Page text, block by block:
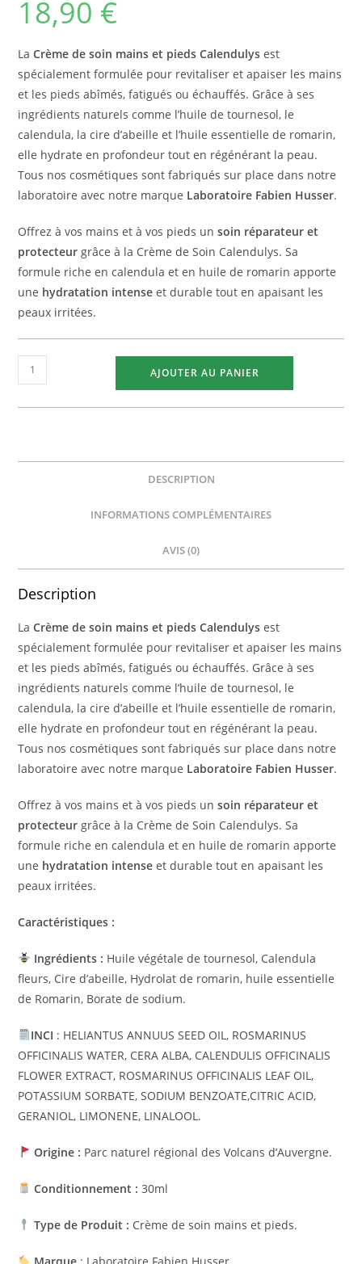
18,90 €
LaCrème de soin mains et pieds Calendulys est
spécialement formulée pour revitaliser et apaiser les mains
et les pieds abîmés, fatigués ou échauffés. Grâce à ses
ingrédients naturels comme l’huile de tournesol, le
calendula, la cire d’abeille et l’huile essentielle de romarin,
elle hydrate en profondeur tout en régénérant la peau.
Tous nos cosmétiques sont fabriqués sur place dans notre
laboratoire avec notre marque Laboratoire Fabien Husser.
Offrez à vos mains et à vos pieds unsoin réparateur et
protecteur grâce à la Crème de Soin Calendulys. Sa
formule riche en calendula et en huile de romarin apporte
une hydratation intense et durable tout en apaisant les
peaux irritées.
AJOUTER AU PANIER
DESCRIPTION
INFORMATIONS COMPLÉMENTAIRES
AVIS (0)
Description
LaCrème de soin mains et pieds Calendulys est
spécialement formulée pour revitaliser et apaiser les mains
et les pieds abîmés, fatigués ou échauffés. Grâce à ses
ingrédients naturels comme l’huile de tournesol, le
calendula, la cire d’abeille et l’huile essentielle de romarin,
elle hydrate en profondeur tout en régénérant la peau.
Tous nos cosmétiques sont fabriqués sur place dans notre
laboratoire avec notre marque Laboratoire Fabien Husser.
Offrez à vos mains et à vos pieds unsoin réparateur et
protecteur grâce à la Crème de Soin Calendulys. Sa
formule riche en calendula et en huile de romarin apporte
une hydratation intense et durable tout en apaisant les
peaux irritées.
Caractéristiques :
Ingrédients : Huile végétale de tournesol, Calendula
fleurs, Cire d’abeille, Hydrolat de romarin, huile essentielle
de Romarin, Borate de sodium.
INCI : HELIANTUS ANNUUS SEED OIL, ROSMARINUS
OFFICINALIS WATER, CERA ALBA, CALENDULIS OFFICINALIS
FLOWER EXTRACT, ROSMARINUS OFFICINALIS LEAF OIL,
POTASSIUM SORBATE, SODIUM BENZOATE,CITRIC ACID,
GERANIOL, LIMONENE, LINALOOL.
Origine : Parc naturel régional des Volcans d’Auvergne.
Conditionnement : 30ml
Type de Produit : Crème de soin mains et pieds.